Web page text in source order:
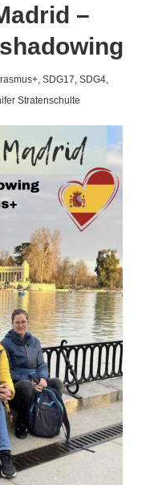
–
, SDG17, SDG4,
Stratenschulte